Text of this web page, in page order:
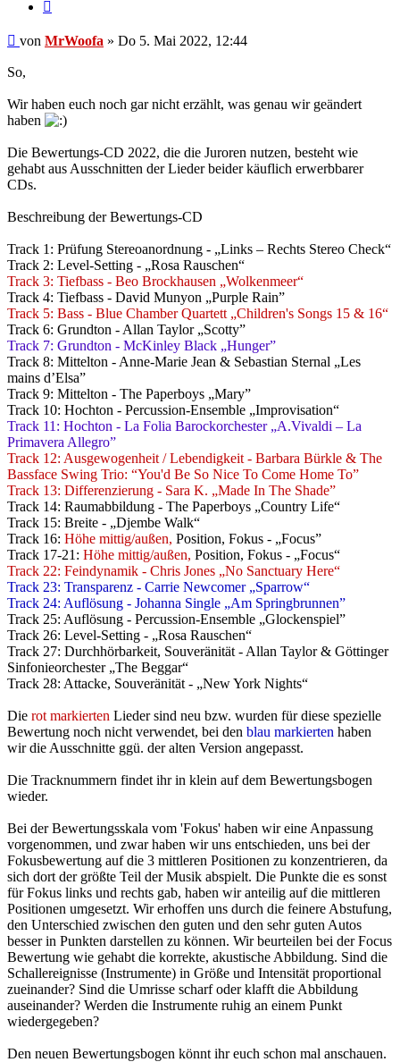
Beitrag
von MrWoofa » Do 5. Mai 2022, 12:44
So,
Wir haben euch noch gar nicht erzählt, was genau wir geändert
haben
Die Bewertungs-CD 2022, die die Juroren nutzen, besteht wie
gehabt aus Ausschnitten der Lieder beider käuflich erwerbbarer
CDs.
Beschreibung der Bewertungs-CD
Track 1: Prüfung Stereoanordnung - „Links – Rechts Stereo Check“
Track 2: Level-Setting - „Rosa Rauschen“
Track 3: Tiefbass - Beo Brockhausen „Wolkenmeer“
Track 4: Tiefbass - David Munyon „Purple Rain”
Track 5: Bass - Blue Chamber Quartett „Children's Songs 15 & 16“
Track 6: Grundton - Allan Taylor „Scotty”
Track 7: Grundton - McKinley Black „Hunger”
Track 8: Mittelton - Anne-Marie Jean & Sebastian Sternal „Les
mains d’Elsa”
Track 9: Mittelton - The Paperboys „Mary”
Track 10: Hochton - Percussion-Ensemble „Improvisation“
Track 11: Hochton - La Folia Barockorchester „A.Vivaldi – La
Primavera Allegro”
Track 12: Ausgewogenheit / Lebendigkeit - Barbara Bürkle & The
Bassface Swing Trio: “You'd Be So Nice To Come Home To”
Track 13: Differenzierung - Sara K. „Made In The Shade”
Track 14: Raumabbildung - The Paperboys „Country Life“
Track 15: Breite - „Djembe Walk“
Track 16: Höhe mittig/außen, Position, Fokus - „Focus”
Track 17-21: Höhe mittig/außen, Position, Fokus - „Focus“
Track 22: Feindynamik - Chris Jones „No Sanctuary Here“
Track 23: Transparenz - Carrie Newcomer „Sparrow“
Track 24: Auflösung - Johanna Single „Am Springbrunnen”
Track 25: Auflösung - Percussion-Ensemble „Glockenspiel”
Track 26: Level-Setting - „Rosa Rauschen“
Track 27: Durchhörbarkeit, Souveränität - Allan Taylor & Göttinger
Sinfonieorchester „The Beggar“
Track 28: Attacke, Souveränität - „New York Nights“
Die rot markierten Lieder sind neu bzw. wurden für diese spezielle
Bewertung noch nicht verwendet, bei den blau markierten haben
wir die Ausschnitte ggü. der alten Version angepasst.
Die Tracknummern findet ihr in klein auf dem Bewertungsbogen
wieder.
Bei der Bewertungsskala vom 'Fokus' haben wir eine Anpassung
vorgenommen, und zwar haben wir uns entschieden, uns bei der
Fokusbewertung auf die 3 mittleren Positionen zu konzentrieren, da
sich dort der größte Teil der Musik abspielt. Die Punkte die es sonst
für Fokus links und rechts gab, haben wir anteilig auf die mittleren
Positionen umgesetzt. Wir erhoffen uns durch die feinere Abstufung,
den Unterschied zwischen den guten und den sehr guten Autos
besser in Punkten darstellen zu können. Wir beurteilen bei der Focus
Bewertung wie gehabt die korrekte, akustische Abbildung. Sind die
Schallereignisse (Instrumente) in Größe und Intensität proportional
zueinander? Sind die Umrisse scharf oder klafft die Abbildung
auseinander? Werden die Instrumente ruhig an einem Punkt
wiedergegeben?
Den neuen Bewertungsbogen könnt ihr euch schon mal anschauen.